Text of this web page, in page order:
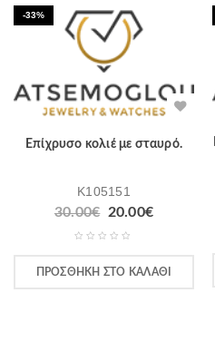
-33%
Επίχρυσο κολιέ με σταυρό.
K105151
30.00€ 20.00€
ΠΡΟΣΘΉΚΗ ΣΤΟ ΚΑΛΆΘΙ